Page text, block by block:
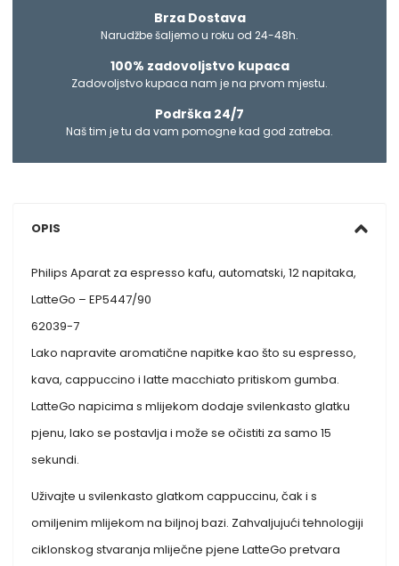
Brza Dostava
Narudžbe šaljemo u roku od 24-48h.
100% zadovoljstvo kupaca
Zadovoljstvo kupaca nam je na prvom mjestu.
Podrška 24/7
Naš tim je tu da vam pomogne kad god zatreba.
OPIS
Philips Aparat za espresso kafu, automatski, 12 napitaka,
LatteGo – EP5447/90
62039-7
Lako napravite aromatične napitke kao što su espresso,
kava, cappuccino i latte macchiato pritiskom gumba.
LatteGo napicima s mlijekom dodaje svilenkasto glatku
pjenu, lako se postavlja i može se očistiti za samo 15
sekundi.
Uživajte u svilenkasto glatkom cappuccinu, čak i s
omiljenim mlijekom na biljnoj bazi. Zahvaljujući tehnologiji
ciklonskog stvaranja mliječne pjene LatteGo pretvara